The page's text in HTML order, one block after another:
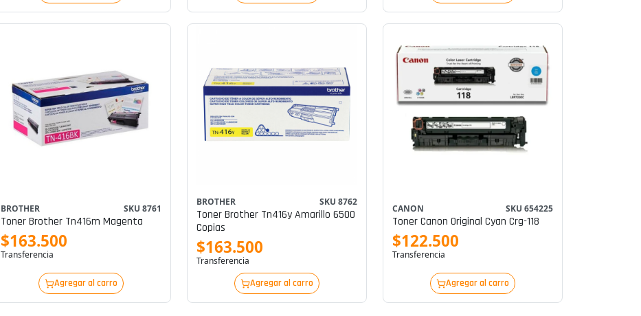
BROTHER SKU 8761
Toner Brother Tn416m Magenta
$163.500
Transferencia
Agregar al carro
BROTHER SKU 8762
Toner Brother Tn416y Amarillo 6500
Copias
$163.500
Transferencia
Agregar al carro
CANON SKU 654225
Toner Canon Original Cyan Crg-118
$122.500
Transferencia
Agregar al carro